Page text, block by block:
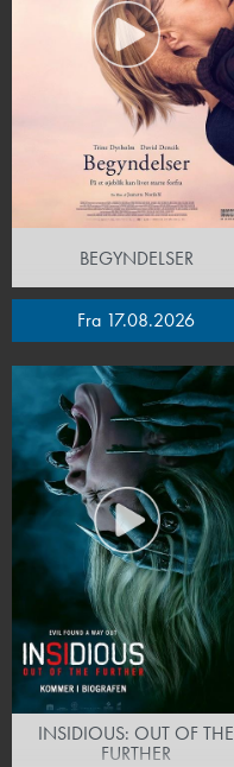
BEGYNDELSER
Fra 17.08.2026
INSIDIOUS: OUT OF THE
FURTHER